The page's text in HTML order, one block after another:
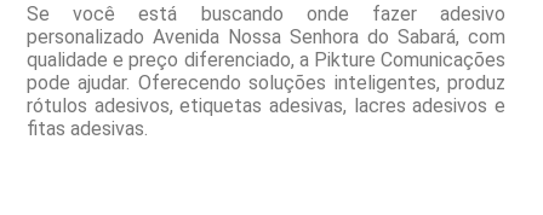
Se você está buscando onde fazer adesivo
personalizado Avenida Nossa Senhora do Sabará, com
qualidade e preço diferenciado, a Pikture Comunicações
pode ajudar. Oferecendo soluções inteligentes, produz
rótulos adesivos, etiquetas adesivas, lacres adesivos e
fitas adesivas.